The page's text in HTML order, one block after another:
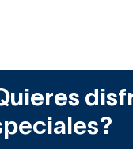
en Italia.
en este país, Gedy